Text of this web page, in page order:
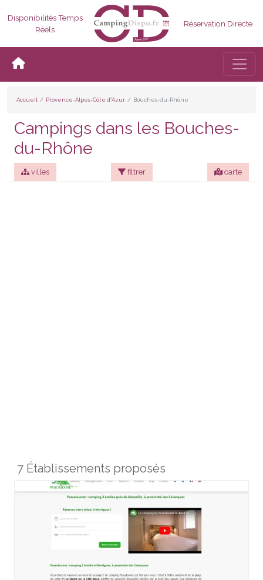
Disponibilités Temps
Réels
Réservation Directe
Accueil Provence-Alpes-Côte d'Azur Bouches-du-Rhône
Campings dans les Bouches-
du-Rhône
villes filtrer carte
7 Établissements proposés